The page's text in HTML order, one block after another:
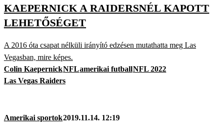
KAEPERNICK A RAIDERSNÉL KAPOTT
LEHETŐSÉGET
A 2016 óta csapat nélküli irányító edzésen mutathatta meg Las
Vegasban, mire képes.
Colin KaepernickNFLamerikai futballNFL 2022
Las Vegas Raiders
Amerikai sportok2019.11.14. 12:19